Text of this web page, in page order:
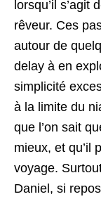
lorsqu’il
rêveur. Ces
autour de
delay à en
simplicité
à la limite du
que l’on sait
mieux, et qu’il
voyage.
Daniel, si